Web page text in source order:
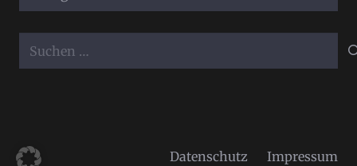
Kategorien
Suchen
nach:
Datenschutz Impressum